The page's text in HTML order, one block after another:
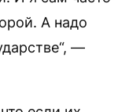
А надо
—